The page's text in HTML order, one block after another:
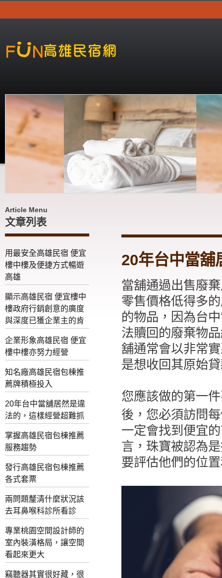
Article Menu
文章列表
用最安全高雄民宿 便宜
樓中樓及便捷方式暢遊
高雄
顯示高雄民宿 便宜樓中
樓政府行銷創意的廣度
與深度已獲企業主的肯
企業形象高雄民宿 便宜
樓中樓亦努力經營
知名廠高雄民宿包棟推
薦牌積極投入
20年台中當舖居然是違
法的，這樣經營超難抓
掌握高雄民宿包棟推薦
服務趨勢
發行高雄民宿包棟推薦
各式套票
兩問題釐清什麼狀況該
去耳鼻喉科診所看診
專業桃園空間設計師的
室內裝潢格局，讓空間
看起來更大
竊聽器其實很好藏，很
20年台中當舖
當舖通過出售廢
零售價格低得多
的物品，因為台
法贖回的廢棄物
舖通常會以非常
是想收回其原始
您應該做的第一
後，您必須訪問
一定會找到便宜
言，珠寶被認為
要評估他們的位